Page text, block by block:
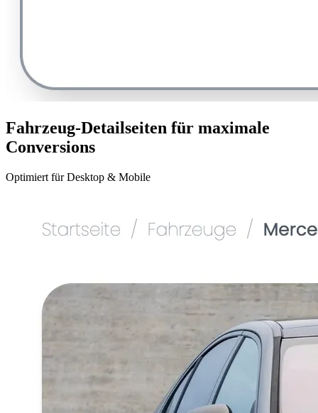
Fahrzeug-Detailseiten für maximale
Conversions
Optimiert für Desktop & Mobile